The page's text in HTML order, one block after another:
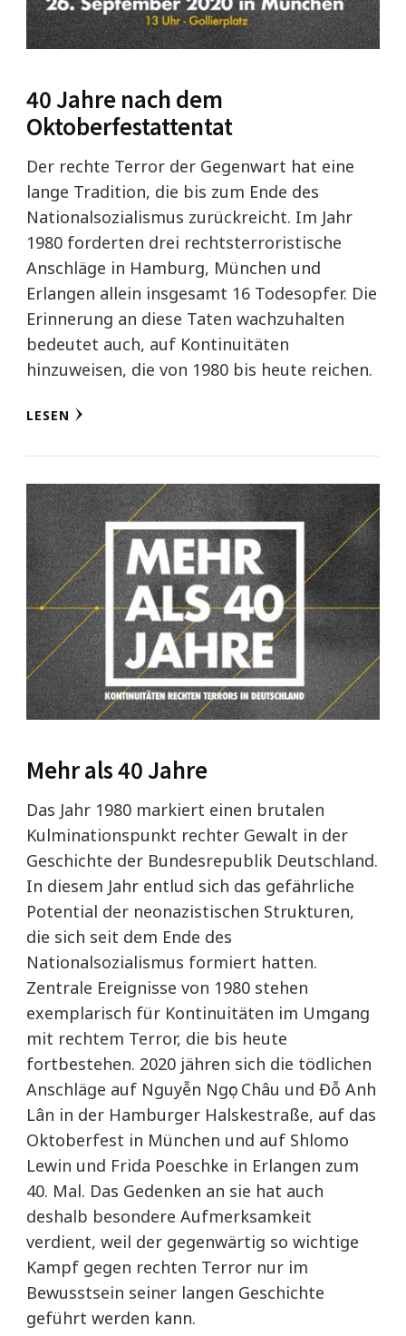
40 Jahre nach dem
Oktoberfestattentat
Der rechte Terror der Gegenwart hat eine
lange Tradition, die bis zum Ende des
Nationalsozialismus zurückreicht. Im Jahr
1980 forderten drei rechtsterroristische
Anschläge in Hamburg, München und
Erlangen allein insgesamt 16 Todesopfer. Die
Erinnerung an diese Taten wachzuhalten
bedeutet auch, auf Kontinuitäten
hinzuweisen, die von 1980 bis heute reichen.
LESEN
Mehr als 40 Jahre
Das Jahr 1980 markiert einen brutalen
Kulminationspunkt rechter Gewalt in der
Geschichte der Bundesrepublik Deutschland.
In diesem Jahr entlud sich das gefährliche
Potential der neonazistischen Strukturen,
die sich seit dem Ende des
Nationalsozialismus formiert hatten.
Zentrale Ereignisse von 1980 stehen
exemplarisch für Kontinuitäten im Umgang
mit rechtem Terror, die bis heute
fortbestehen. 2020 jähren sich die tödlichen
Anschläge auf Nguyễn Ngọc Châu und Đỗ Anh
Lân in der Hamburger Halskestraße, auf das
Oktoberfest in München und auf Shlomo
Lewin und Frida Poeschke in Erlangen zum
40. Mal. Das Gedenken an sie hat auch
deshalb besondere Aufmerksamkeit
verdient, weil der gegenwärtig so wichtige
Kampf gegen rechten Terror nur im
Bewusstsein seiner langen Geschichte
geführt werden kann.